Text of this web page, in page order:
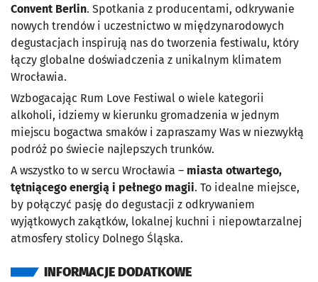
Convent Berlin. Spotkania z producentami, odkrywanie
nowych trendów i uczestnictwo w międzynarodowych
degustacjach inspirują nas do tworzenia festiwalu, który
łączy globalne doświadczenia z unikalnym klimatem
Wrocławia.
Wzbogacając Rum Love Festiwal o wiele kategorii
alkoholi, idziemy w kierunku gromadzenia w jednym
miejscu bogactwa smaków i zapraszamy Was w niezwykłą
podróż po świecie najlepszych trunków.
A wszystko to w sercu Wrocławia – miasta otwartego,
tętniącego energią i pełnego magii. To idealne miejsce,
by połączyć pasję do degustacji z odkrywaniem
wyjątkowych zakątków, lokalnej kuchni i niepowtarzalnej
atmosfery stolicy Dolnego Śląska.
INFORMACJE DODATKOWE